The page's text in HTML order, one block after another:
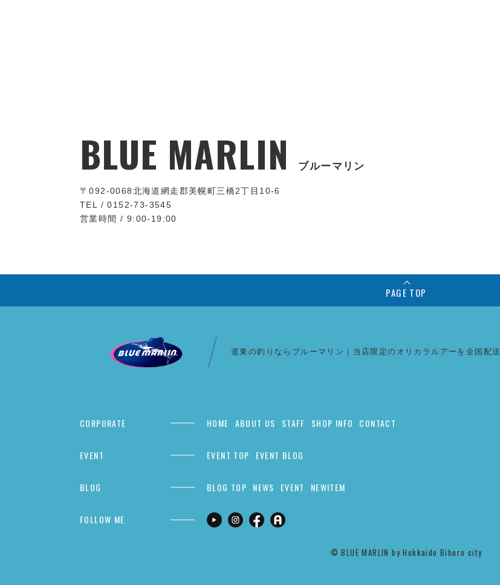
BLUE MARLIN ブルーマリン
〒092-0068北海道網走郡美幌町三橋2丁目10-6
TEL / 0152-73-3545
営業時間 / 9:00-19:00
PAGE TOP
道東の釣りならブルーマリン｜当店限定のオリカラルアーを全国配送
CORPORATE HOME ABOUT US STAFF SHOP INFO CONTACT
EVENT EVENT TOP EVENT BLOG
BLOG BLOG TOP NEWS EVENT NEWITEM
FOLLOW ME
©︎ BLUE MARLIN by Hokkaido Bihoro city